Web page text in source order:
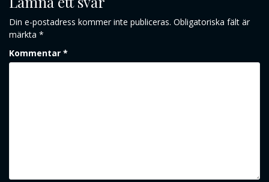
Din e-postadress kommer inte publiceras. Obligatoriska fält är
märkta *
Kommentar *